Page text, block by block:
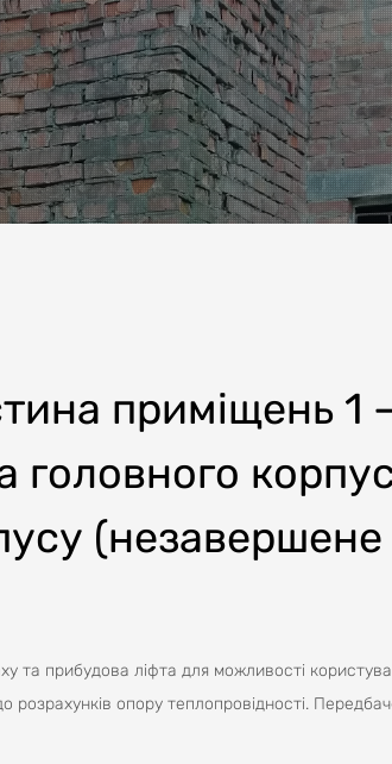
приміщень 1
головного
(незавершене
та прибудова ліфта для можливості
розрахунків опору теплопровідності.